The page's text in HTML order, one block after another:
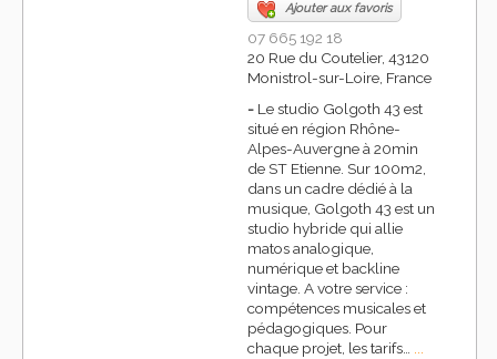
Ajouter aux favoris
07 665 192 18
20 Rue du Coutelier, 43120
Monistrol-sur-Loire, France
- Le studio Golgoth 43 est
situé en région Rhône-
Alpes-Auvergne à 20min
de ST Etienne. Sur 100m2,
dans un cadre dédié à la
musique, Golgoth 43 est un
studio hybride qui allie
matos analogique,
numérique et backline
vintage. A votre service :
compétences musicales et
pédagogiques. Pour
chaque projet, les tarifs… ...